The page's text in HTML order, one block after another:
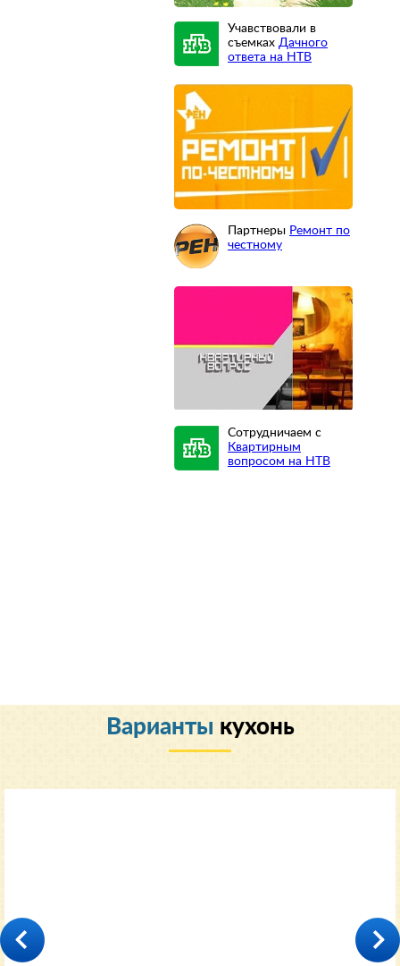
Учавствовали в
съемках Дачного
ответа на НТВ
Партнеры Ремонт по
честному
Сотрудничаем с
Квартирным
вопросом на НТВ
Варианты кухонь